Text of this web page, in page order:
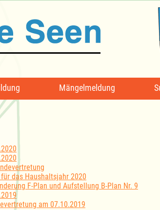
Mängelmeldung
das Haushaltsjahr 2020
F-Plan und Aufstellung B-Plan Nr. 9
am 07.10.2019